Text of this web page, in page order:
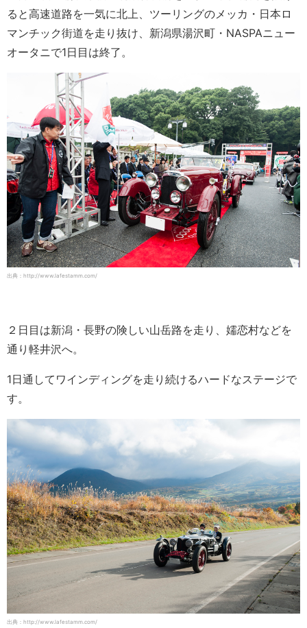
ると高速道路を一気に北上、ツーリングのメッカ・日本ロ
マンチック街道を走り抜け、新潟県湯沢町・NASPAニュー
オータニで1日目は終了。
出典：http://www.lafestamm.com/
２日目は新潟・長野の険しい山岳路を走り、嬬恋村などを
通り軽井沢へ。
1日通してワインディングを走り続けるハードなステージで
す。
出典：http://www.lafestamm.com/